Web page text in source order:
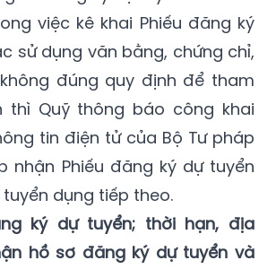
việc kê khai Phiếu đăng ký
sử dụng văn bằng, chứng chỉ,
đúng quy định để tham
thì Quỹ thông báo công khai
tin điện tử của Bộ Tư pháp
nhận Phiếu đăng ký dự tuyển
dụng tiếp theo.
ký dự tuyển; thời hạn, địa
hồ sơ đăng ký dự tuyển và